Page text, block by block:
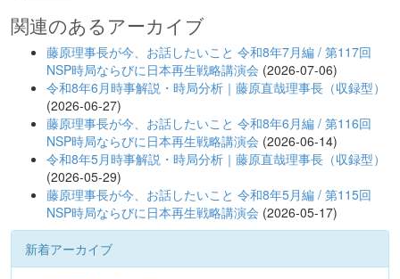
関連のあるアーカイブ
藤原理事長が今、お話したいこと 令和8年7月編 / 第117回
NSP時局ならびに日本再生戦略講演会 (2026-07-06)
令和8年6月時事解説・時局分析｜藤原直哉理事長（収録型）
(2026-06-27)
藤原理事長が今、お話したいこと 令和8年6月編 / 第116回
NSP時局ならびに日本再生戦略講演会 (2026-06-14)
令和8年5月時事解説・時局分析｜藤原直哉理事長（収録型）
(2026-05-29)
藤原理事長が今、お話したいこと 令和8年5月編 / 第115回
NSP時局ならびに日本再生戦略講演会 (2026-05-17)
新着アーカイブ